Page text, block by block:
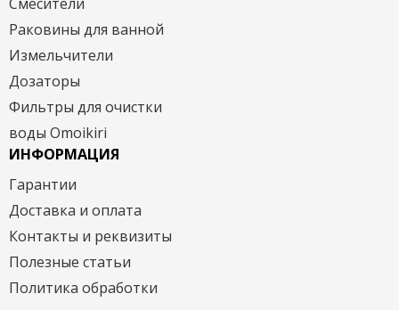
Раковины для ванной
Измельчители
Дозаторы
Фильтры для очистки
воды Omoikiri
ИНФОРМАЦИЯ
Гарантии
Доставка и оплата
Контакты и реквизиты
Полезные статьи
Политика обработки